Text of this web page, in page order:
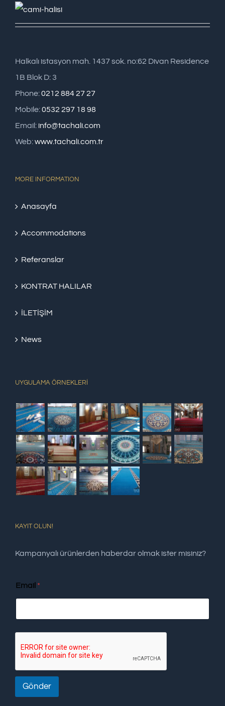
Halkalı istasyon mah. 1437 sok. no:62 Divan Residence
1B Blok D: 3
Phone:0212 884 27 27
Mobile:0532 297 18 98
Email: info@tachali.com
Web:www.tachali.com.tr
MORE INFORMATION
Anasayfa
Accommodations
Referanslar
KONTRAT HALILAR
İLETİŞİM
News
UYGULAMA ÖRNEKLERİ
KAYIT OLUN!
Kampanyalı ürünlerden haberdar olmak ister misiniz?
Email *
Gönder